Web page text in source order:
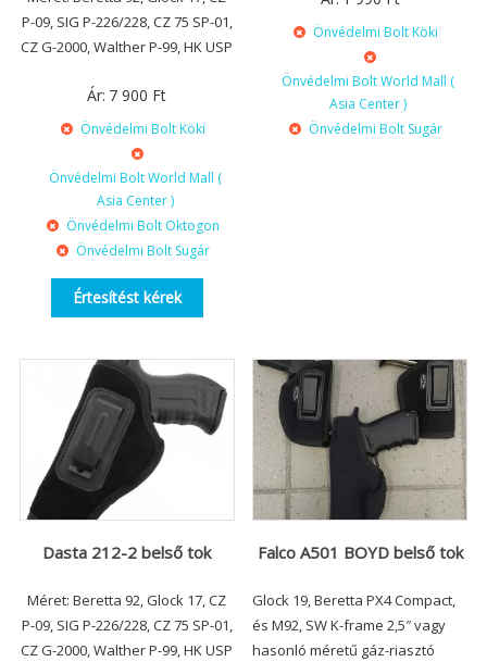
P-09, SIG P-226/228, CZ 75 SP-01,
CZ G-2000, Walther P-99, HK USP
Ár: 7 900 Ft
Önvédelmi Bolt Köki
Önvédelmi Bolt World Mall (
Asia Center )
Önvédelmi Bolt Oktogon
Önvédelmi Bolt Sugár
Értesítést kérek
Önvédelmi Bolt Köki
Önvédelmi Bolt World Mall (
Asia Center )
Önvédelmi Bolt Sugár
Dasta 212-2 belső tok
Méret: Beretta 92, Glock 17, CZ
P-09, SIG P-226/228, CZ 75 SP-01,
CZ G-2000, Walther P-99, HK USP
Falco A501 BOYD belső tok
Glock 19, Beretta PX4 Compact,
és M92, SW K-frame 2,5″ vagy
hasonló méretű gáz-riasztó